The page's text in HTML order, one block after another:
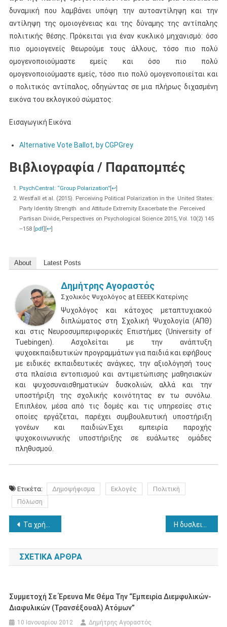
δυναμική που λαμβάνει υπόψη την αυτοαντίληψη και την
αντίληψη της ομοιογένειας και της δύναμης της αντίπαλης
πολιτικής θέσης. Πρόκειται για έναν κυκλικό μηχανισμό: όσο
πιο ομοιογενείς θεωρούμε τους άλλους, τόσο πιο πολύ
ομογενοποιούμαστε εμείς και όσο πιο πολύ
ομογενοποιούμαστε εμείς, τόσο πιο πολύ ομογενοποιείται και
ο πολιτικός αντίπαλος, οδηγώντας σε μια πλήρως διχασμένη
εικόνα του εκλογικού σώματος.
Εισαγωγική Εικόνα
Alternative Vote Ballot, by CGPGrey
Βιβλιογραφία / Παραπομπές
PsychCentral: “Group Polarization”[↩]
Westfall et al. (2015). Perceiving Political Polarization in the United States:
Party Identity Strength and Attitude Extremity Exacerbate the Perceived
Partisan Divide, Perspectives on Psychological Science 2015, Vol. 10(2) 145
–158 [pdf] [↩]
About Latest Posts
Δημήτρης Αγοραστός
Σχολικός Ψυχολόγος at ΕΕΕΕΚ Κατερίνης
Ψυχολόγος και κάτοχος μεταπτυχιακού
διπλώματος στη Σχολική Ψυχολογία (ΑΠΘ)
και στις Νευροσυμπεριφορικές Επιστήμες (University of
Tuebingen). Ασχολείται με την ανάπτυξη
ψυχοεκπαιδευτικών προγραμμάτων για παιδιά και εφήβους
με ειδικές εκπαιδευτικές ανάγκες, την αξιολόγησή τους
στα πλαίσια εντοπισμού και αντιμετώπισης μαθησιακών
και ψυχοσυναισθηματικών δυσκολιών, αλλά και την
υποστήριξη της σχολικής κοινότητας εν τω συνόλω.
Επιπλέον, μέσα από τις δομές και τις υπηρεσίες στις
οποίες εργάζεται, παρέχει συμβουλευτική υποστήριξη
γονέων και παιδιών.Έχει εμπειρία παροχής
ψυχοκοινωνικής υποστήριξης σε ευάλωτες ομάδες
πληθυσμού.
Ετικέτα: Δημοψήφισμα Εκλογές
Πολιτική
Πόλωση
Πλοήγηση
άρθρων
Τα χρήματα ίσως δεν φέρνουν την ευτυχία, αλλά διώχνουν τη δυστυχία
ΣΧΕΤΙΚΆ ΆΡΘΡΑ
Συμμετοχή Σε Έρευνα Με Θέμα Την “Εμπειρία Διεμφυλικών-
Διαφυλικών (Τρανσέξουαλ) Ατόμων”
10 Ιανουαρίου 2012 Δημήτρης Αγοραστός